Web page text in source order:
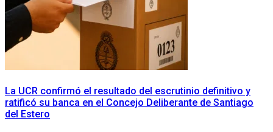
La UCR confirmó el resultado del escrutinio definitivo y
ratificó su banca en el Concejo Deliberante de Santiago
del Estero